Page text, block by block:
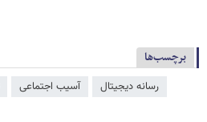
برچسب‌ها
رسانه دیجیتال آسیب اجتماعی